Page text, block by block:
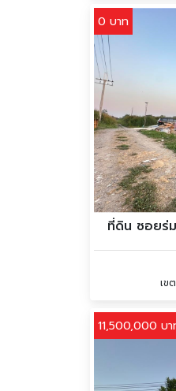
0 บาท
ที่ดิน ซอยร่ม
เข
11,500,000 บ